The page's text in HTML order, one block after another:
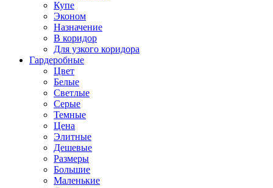
Купе
Эконом
Назначение
В коридор
Для узкого коридора
Гардеробные
Цвет
Белые
Светлые
Серые
Темные
Цена
Элитные
Дешевые
Размеры
Большие
Маленькие